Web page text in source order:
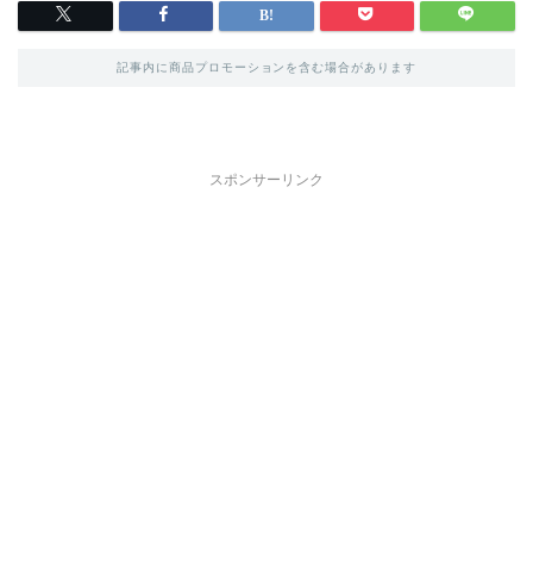
記事内に商品プロモーションを含む場合があります
スポンサーリンク